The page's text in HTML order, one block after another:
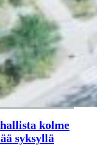
kolme
syksyllä